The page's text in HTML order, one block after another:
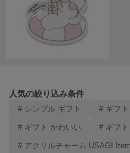
ポローラ
PUMA
リーボック
サロモン
人気の絞り込み条件
# シンプル ギフト # ギフ
# ギフト かわいい # ギフ
# アクリルチャーム USAGI Item